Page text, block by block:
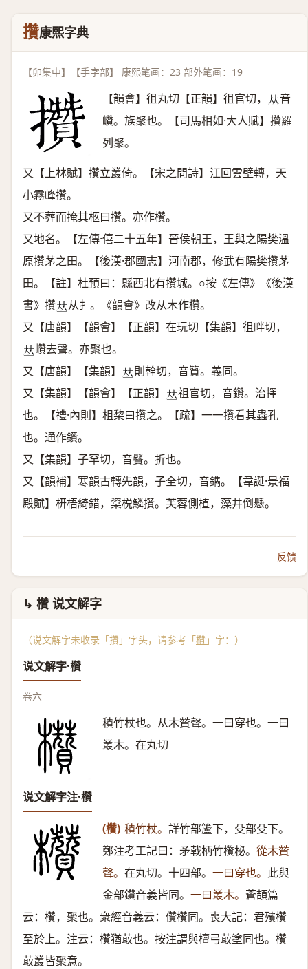
攢康熙字典
【卯集中】【手字部】 康熙笔画：23 部外笔画：19
【韻會】徂丸切【正韻】徂官切， 𠀤音
巑。族聚也。【司馬相如·大人賦】攢羅
列聚。
又【上林賦】攢立叢倚。【宋之問詩】江回雲壁轉，天
小霧峰攢。
又不葬而掩其柩曰攢。亦作欑。
又地名。【左傳·僖二十五年】晉侯朝王，王與之陽樊溫
原攢茅之田。【後漢·郡國志】河南郡，修武有陽樊攢茅
田。【註】杜預曰：縣西北有攢城。○按《左傳》《後漢
書》攢𠀤从扌。《韻會》改从木作欑。
又【唐韻】【韻會】【正韻】在玩切【集韻】徂畔切，
𠀤巑去聲。亦聚也。
又【唐韻】【集韻】 𠀤則幹切，音贊。義同。
又【集韻】【韻會】【正韻】 𠀤祖官切，音鑽。治擇
也。【禮·內則】柤棃曰攢之。【疏】一一攢看其蟲孔
也。通作鑽。
又【集韻】子罕切，音䰖。折也。
又【韻補】寒韻古轉先韻，子全切，音鐫。【韋誕·景福
殿賦】枅梧綺錯，楶棁鱗攢。芙蓉側植，藻井倒懸。
反馈
↳ 欑 说文解字
（说文解字未收录「攢」字头，请参考「欑 」字：）
说文解字·欑
卷六
積竹杖也。从木贊聲。一曰穿也。一曰
叢木。在丸切
说文解字注·欑
(欑) 積竹杖。 詳竹部籚下，殳部殳下。
鄭注考工記曰：矛戟柄竹欑柲。 從木贊
聲。 在丸切。十四部。 一曰穿也。 此與
金部鑽音義皆同。 一曰叢木。 蒼頡篇
云：欑，聚也。衆經音義云：儹欑同。喪大記：君殯欑
至於上。注云：欑猶菆也。按注謂與檀弓菆塗同也。欑
菆叢皆聚意。